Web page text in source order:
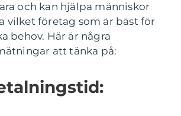
och kan hjälpa människor
vilket företag som är bäst för
behov. Här är några
att tänka på: